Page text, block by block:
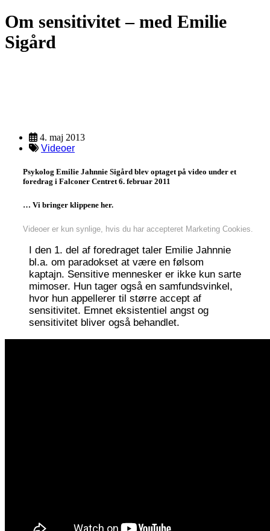
Om sensitivitet – med Emilie
Sigård
4. maj 2013
Videoer
Psykolog Emilie Jahnnie Sigård blev optaget på video under et
foredrag i Falconer Centret 6. februar 2011
… Vi bringer klippene her.
Videoer er kun synlige, hvis du har accepteret Marketing Cookies.
I den 1. del af foredraget taler Emilie Jahnnie
bl.a. om paradokset at være en følsom
kaptajn. Sensitive mennesker er ikke kun sarte
mimoser. Hun tager også en samfundsvinkel,
hvor hun appellerer til større accept af
sensitivitet. Emnet eksistentiel angst og
sensitivitet bliver også behandlet.